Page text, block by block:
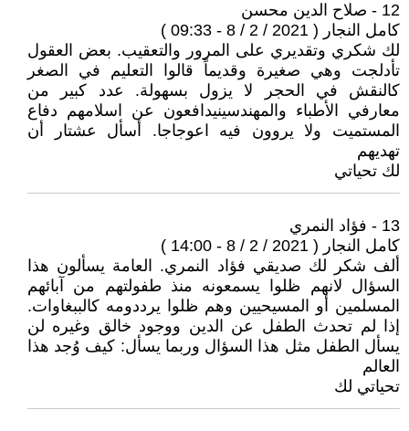
12 - صلاح الدين محسن
كامل النجار ( 2021 / 2 / 8 - 09:33 )
لك شكري وتقديري على المرور والتعقيب. بعض العقول
تأدلجت وهي صغيرة وقديماً قالوا التعليم في الصغر
كالنقش في الحجر لا يزول بسهولة. عدد كبير من
معارفي الأطباء والمهندسينيدافعون عن اسلامهم دفاع
المستميت ولا يروون فيه اعوجاجا. أسأل عشتار أن
تهديهم
لك تحياتي
13 - فؤاد النمري
كامل النجار ( 2021 / 2 / 8 - 14:00 )
ألف شكر لك صديقي فؤاد النمري. العامة يسألون هذا
السؤال لانهم ظلوا يسمعونه منذ طفولتهم من آبائهم
المسلمين أو المسيحيين وهم ظلوا يرددومه كالببغاوات.
إذا لم تحدث الطفل عن الدين ووجود خالق وغيره لن
يسأل الطفل مثل هذا السؤال وربما يسأل: كيف وُجد هذا
العالم
تحياتي لك